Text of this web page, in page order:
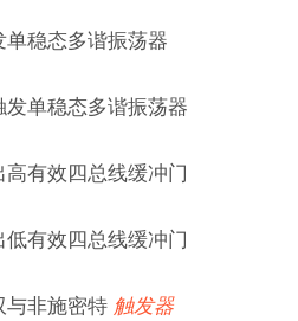
稳态多谐振荡器
单稳态多谐振荡器
有效四总线缓冲门
有效四总线缓冲门
与非施密特 触发器